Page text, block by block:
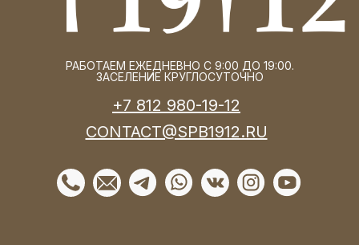
CONTACT@SPB1912.RU
+7 812 980-19-12
РАБОТАЕМ ЕЖЕДНЕВНО С 9:00 ДО 19:00.
ЗАСЕЛЕНИЕ КРУГЛОСУТОЧНО